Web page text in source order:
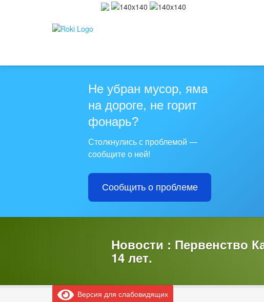
Не убран мусор, яма
на дороге, не горит
фонарь?
Столкнулись с проблемой —
сообщите о ней!
Сообщить о проблеме
Новости : Первенство
14 лет.
Версия для слабовидящих